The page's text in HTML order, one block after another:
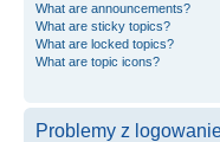
What are announcements?
What are sticky topics?
What are locked topics?
What are topic icons?
Problemy z